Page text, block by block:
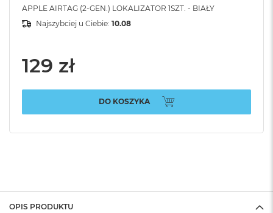
APPLE AIRTAG (2-GEN.) LOKALIZATOR 1SZT. - BIAŁY
Najszybciej u Ciebie: 10.08
129 zł
DO KOSZYKA
OPIS PRODUKTU